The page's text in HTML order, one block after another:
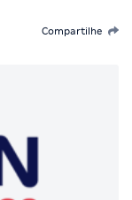
Compartilhe